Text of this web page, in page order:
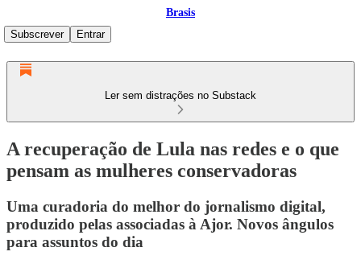
Brasis
Subscrever
Entrar
Ler sem distrações no Substack
A recuperação de Lula nas redes e o que
pensam as mulheres conservadoras
Uma curadoria do melhor do jornalismo digital,
produzido pelas associadas à Ajor. Novos ângulos
para assuntos do dia